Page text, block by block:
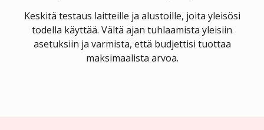
Keskitä testaus laitteille ja alustoille, joita yleisösi
todella käyttää. Vältä ajan tuhlaamista yleisiin
asetuksiin ja varmista, että budjettisi tuottaa
maksimaalista arvoa.